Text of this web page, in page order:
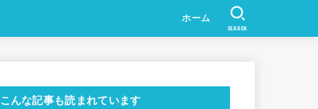
ホーム
SEARCH
こんな記事も読まれています